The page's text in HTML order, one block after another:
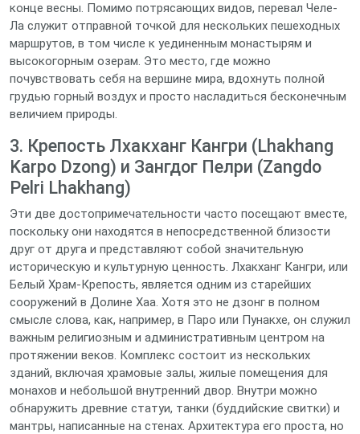
конце весны. Помимо потрясающих видов, перевал Челе-
Ла служит отправной точкой для нескольких пешеходных
маршрутов, в том числе к уединенным монастырям и
высокогорным озерам. Это место, где можно
почувствовать себя на вершине мира, вдохнуть полной
грудью горный воздух и просто насладиться бесконечным
величием природы.
3. Крепость Лхакханг Кангри (Lhakhang
Karpo Dzong) и Зангдог Пелри (Zangdo
Pelri Lhakhang)
Эти две достопримечательности часто посещают вместе,
поскольку они находятся в непосредственной близости
друг от друга и представляют собой значительную
историческую и культурную ценность. Лхакханг Кангри, или
Белый Храм-Крепость, является одним из старейших
сооружений в Долине Хаа. Хотя это не дзонг в полном
смысле слова, как, например, в Паро или Пунакхе, он служил
важным религиозным и административным центром на
протяжении веков. Комплекс состоит из нескольких
зданий, включая храмовые залы, жилые помещения для
монахов и небольшой внутренний двор. Внутри можно
обнаружить древние статуи, танки (буддийские свитки) и
мантры, написанные на стенах. Архитектура его проста, но